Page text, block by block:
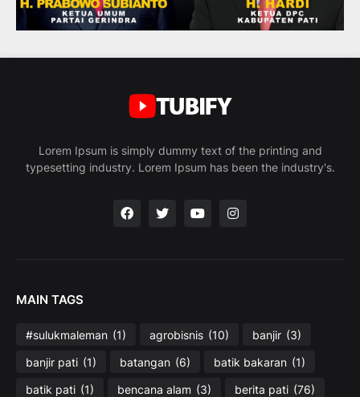
Lorem Ipsum is simply dummy text of the printing and
typesetting industry. Lorem Ipsum has been the industry's.
MAIN TAGS
#sulukmaleman (1) agrobisnis (10) banjir (3)
banjir pati (1) batangan (6) batik bakaran (1)
batik pati (1) bencana alam (3) berita pati (76)